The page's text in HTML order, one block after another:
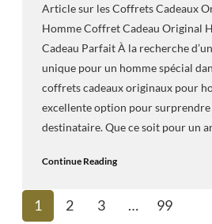
Article sur les Coffrets Cadeaux
Homme Coffret Cadeau Original
Cadeau Parfait À la recherche
unique pour un homme spécial
coffrets cadeaux originaux pour
excellente option pour
destinataire. Que ce soit pour un
Continue Reading
1 2 3 … 99